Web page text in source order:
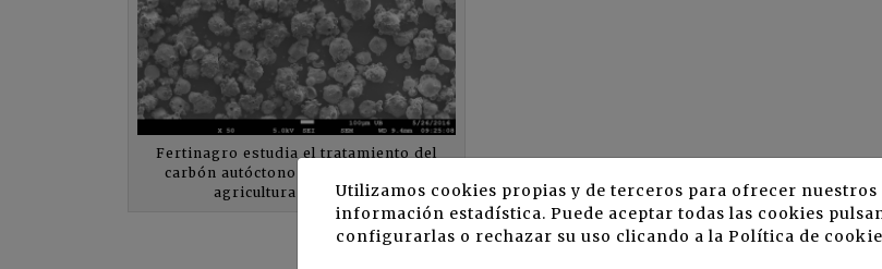
Fertinagro estudia el tratamiento del
carbón autóctono para su uso en la
agricultura sostenibleUtilizamos cookies propias y de terceros para ofrecer
información estadística. Puede aceptar todas las cookies
configurarlas o rechazar su uso clicando a laPolítica de